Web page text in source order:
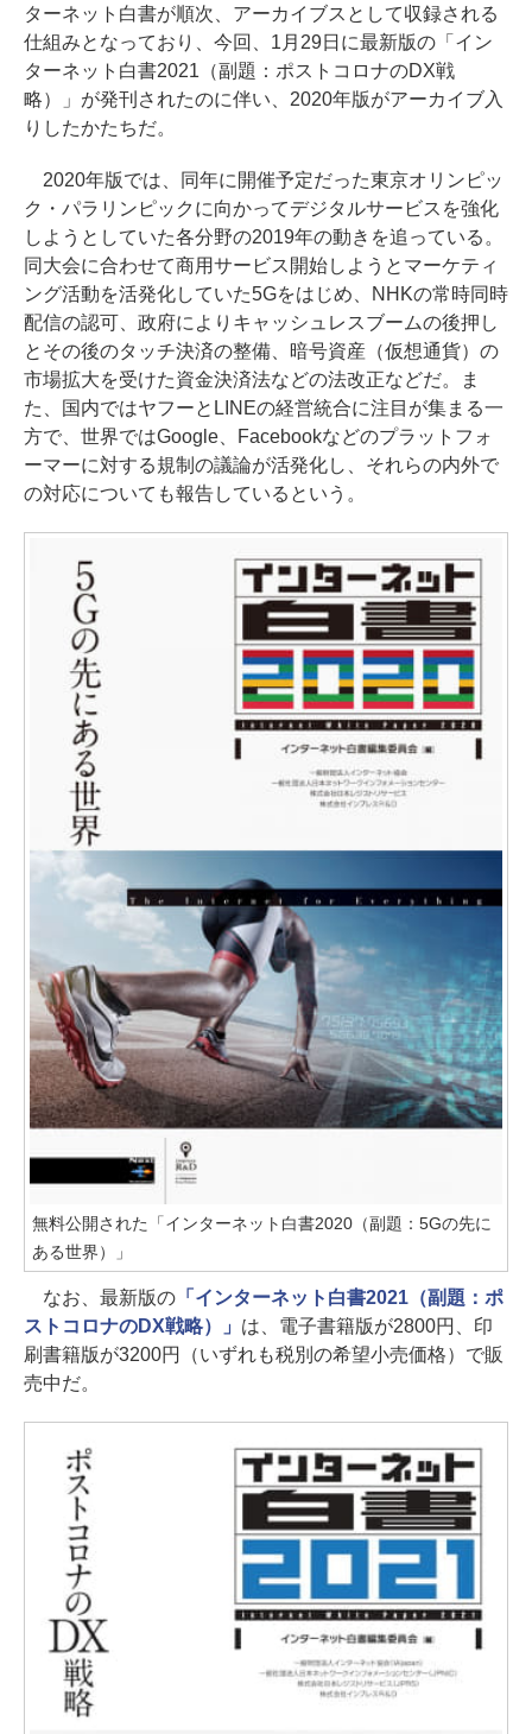
ターネット白書が順次、アーカイブスとして収録される
仕組みとなっており、今回、1月29日に最新版の「イン
ターネット白書2021（副題：ポストコロナのDX戦
略）」が発刊されたのに伴い、2020年版がアーカイブ入
りしたかたちだ。
2020年版では、同年に開催予定だった東京オリンピッ
ク・パラリンピックに向かってデジタルサービスを強化
しようとしていた各分野の2019年の動きを追っている。
同大会に合わせて商用サービス開始しようとマーケティ
ング活動を活発化していた5Gをはじめ、NHKの常時同時
配信の認可、政府によりキャッシュレスブームの後押し
とその後のタッチ決済の整備、暗号資産（仮想通貨）の
市場拡大を受けた資金決済法などの法改正などだ。ま
た、国内ではヤフーとLINEの経営統合に注目が集まる一
方で、世界ではGoogle、Facebookなどのプラットフォ
ーマーに対する規制の議論が活発化し、それらの内外で
の対応についても報告しているという。
無料公開された「インターネット白書2020（副題：5Gの先に
ある世界）」
なお、最新版の「インターネット白書2021（副題：ポ
ストコロナのDX戦略）」 は、電子書籍版が2800円、印
刷書籍版が3200円（いずれも税別の希望小売価格）で販
売中だ。